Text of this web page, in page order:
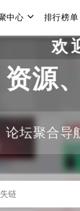
中心 排行榜单
欢迎光
源
坛聚合